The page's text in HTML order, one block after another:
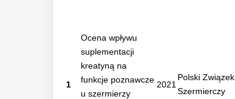
1
Ocena wpływu
suplementacji
kreatyną na
funkcje poznawcze
u szermierzy
2021
Polski Związek
Szermierczy